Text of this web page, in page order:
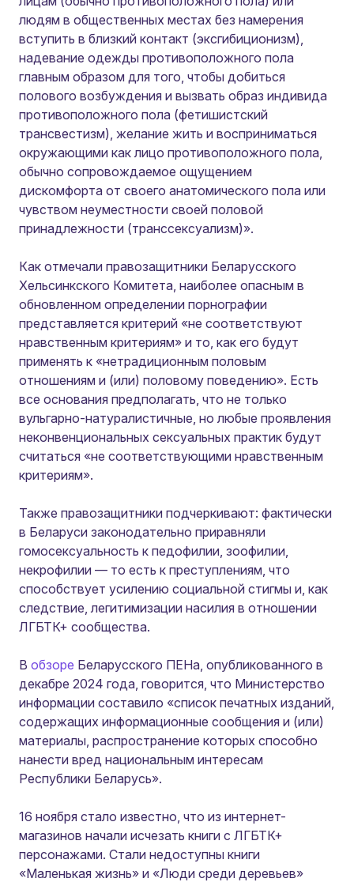
людям в общественных местах без намерения
вступить в близкий контакт (эксгибиционизм),
надевание одежды противоположного пола
главным образом для того, чтобы добиться
полового возбуждения и вызвать образ индивида
противоположного пола (фетишистский
трансвестизм), желание жить и восприниматься
окружающими как лицо противоположного пола,
обычно сопровождаемое ощущением
дискомфорта от своего анатомического пола или
чувством неуместности своей половой
принадлежности (транссексуализм)».
Как отмечали правозащитники Беларусского
Хельсинкского Комитета, наиболее опасным в
обновленном определении порнографии
представляется критерий «не соответствуют
нравственным критериям» и то, как его будут
применять к «нетрадиционным половым
отношениям и (или) половому поведению». Есть
все основания предполагать, что не только
вульгарно-натуралистичные, но любые проявления
неконвенциональных сексуальных практик будут
считаться «не соответствующими нравственным
критериям».
Также правозащитники подчеркивают: фактически
в Беларуси законодательно приравняли
гомосексуальность к педофилии, зоофилии,
некрофилии — то есть к преступлениям, что
способствует усилению социальной стигмы и, как
следствие, легитимизации насилия в отношении
ЛГБТК+ сообщества.
В обзоре Беларусского ПЕНа, опубликованного в
декабре 2024 года, говорится, что Министерство
информации составило «список печатных изданий,
содержащих информационные сообщения и (или)
материалы, распространение которых способно
нанести вред национальным интересам
Республики Беларусь».
16 ноября стало известно, что из интернет-
магазинов начали исчезать книги с ЛГБТК+
персонажами. Стали недоступны книги
«Маленькая жизнь» и «Люди среди деревьев»